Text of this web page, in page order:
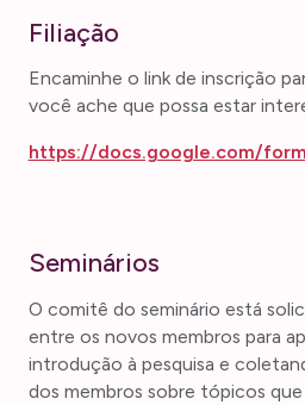
Filiação
Encaminhe o link de inscrição
você ache que possa estar
https://docs.google.com/
Seminários
O comitê do seminário está
entre os novos membros para
introdução à pesquisa e
dos membros sobre tópicos